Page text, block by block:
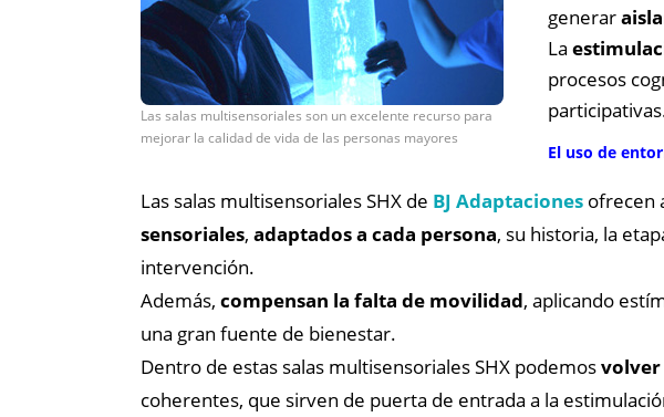
Las salas multisensoriales son un excelente recurso para
mejorar la calidad de vida de las personas mayores
generar
La
procesos
El uso de
Las salas multisensoriales SHX de BJ Adaptaciones ofrecen
sensoriales, adaptados a cada persona, su historia, la
intervención.
Además, compensan la falta de movilidad, aplicando
una gran fuente de bienestar.
Dentro de estas salas multisensoriales SHX podemosvolver
coherentes, que sirven de puerta de entrada a la